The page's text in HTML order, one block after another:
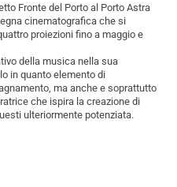
Fronte del Porto al Porto Astra
cinematografica che si
proiezioni fino a maggio e
della musica nella sua
in quanto elemento di
ma anche e soprattutto
che ispira la creazione di
ulteriormente potenziata.